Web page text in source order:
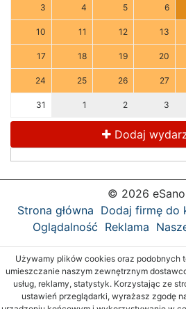
3 4 5 6
10 11 12 13
17 18 19 20
24 25 26 27
31 1 2 3
Dodaj
© 2026
Strona główna Dodaj firmę do
Oglądalność Reklama
Używamy plików cookies oraz podobnych
umieszczanie naszym zewnętrznym
usług, reklamy, statystyk. Korzystając ze
ustawień przeglądarki, wyrażasz zgodę